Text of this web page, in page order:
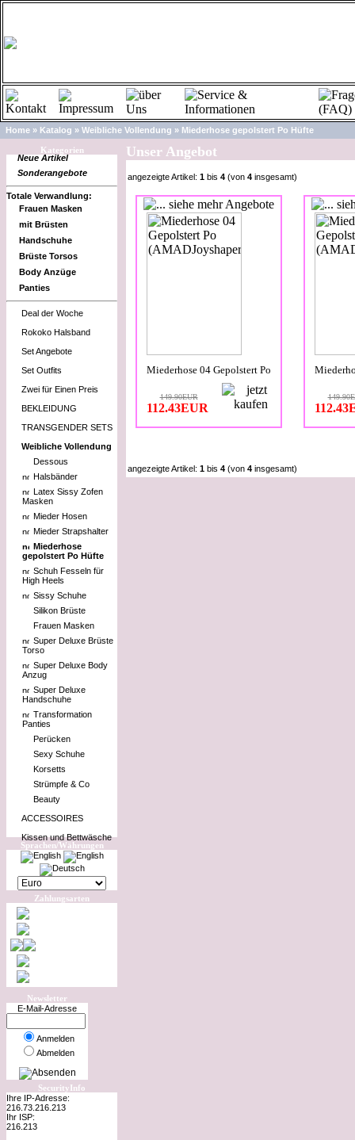
Home » Katalog » Weibliche Vollendung » Miederhose gepolstert Po Hüfte
Kategorien
Neue Artikel
Sonderangebote
Totale Verwandlung:
Frauen Masken
mit Brüsten
Handschuhe
Brüste Torsos
Body Anzüge
Panties
Deal der Woche
Rokoko Halsband
Set Angebote
Set Outfits
Zwei für Einen Preis
BEKLEIDUNG
TRANSGENDER SETS
Weibliche Vollendung
Dessous
Halsbänder
Latex Sissy Zofen
Masken
Mieder Hosen
Mieder Strapshalter
Miederhose
gepolstert Po Hüfte
Schuh Fesseln für
High Heels
Sissy Schuhe
Silikon Brüste
Frauen Masken
Super Deluxe Brüste
Torso
Super Deluxe Body
Anzug
Super Deluxe
Handschuhe
Transformation
Panties
Perücken
Sexy Schuhe
Korsetts
Strümpfe & Co
Beauty
ACCESSOIRES
Kissen und Bettwäsche
Sprachen/Währungen
Zahlungsarten
Newsletter
E-Mail-Adresse
Anmelden
Abmelden
SecurityInfo
Ihre IP-Adresse:
216.73.216.213
Ihr ISP:
216.213
Unser Angebot
angezeigte Artikel: 1 bis 4 (von 4 insgesamt)
Miederhose 04 Gepolstert Po
149.90EUR
112.43EUR
angezeigte Artikel: 1 bis 4 (von 4 insgesamt)